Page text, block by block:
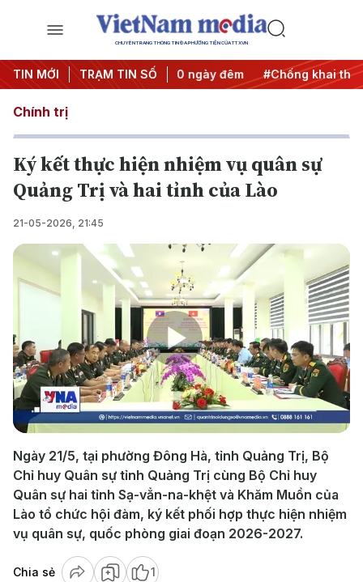
CHUYÊN TRANG THÔNG TIN ĐA PHƯƠNG TIỆN CỦA TTXVN
TIN MỚI TRẠM TIN SỐ
#Chiến dịch 500 ngày đêm #Chống khai thác IUU
Chính trị
Ký kết thực hiện nhiệm vụ quân sự
Quảng Trị và hai tỉnh của Lào
21-05-2026, 21:45
Play
Video
Ngày 21/5, tại phường Đông Hà, tỉnh Quảng Trị, Bộ
Chỉ huy Quân sự tỉnh Quảng Trị cùng Bộ Chỉ huy
Quân sự hai tỉnh Sạ-vẳn-na-khệt và Khăm Muồn của
Lào tổ chức hội đàm, ký kết phối hợp thực hiện nhiệm
vụ quân sự, quốc phòng giai đoạn 2026-2027.
Chia sẻ 1